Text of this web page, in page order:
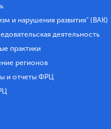
и нарушения развития" (ВАК)
деятельность
практики
регионов
и отчеты ФРЦ